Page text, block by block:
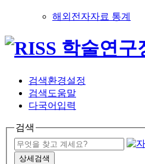
해외전자자료 통계
검색환경설정
검색도움말
다국어입력
검색
상세검색